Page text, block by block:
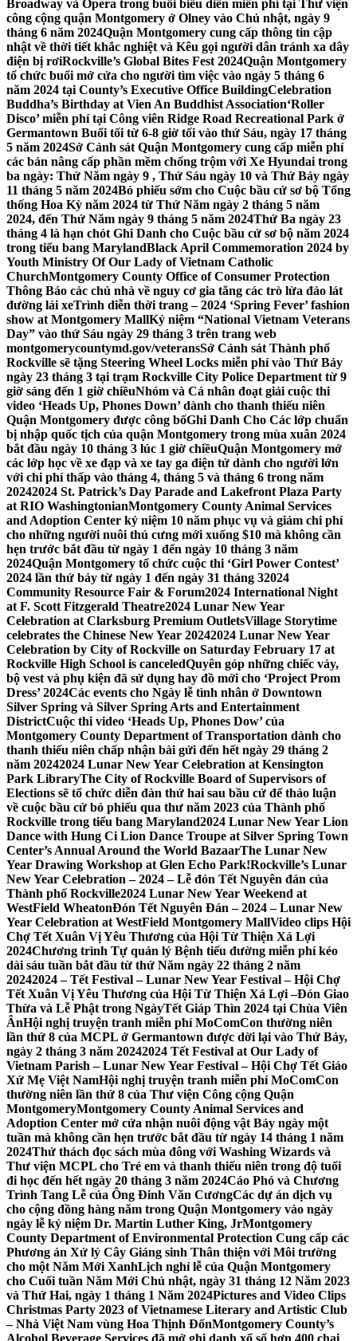
Broadway và Opera trong buổi biểu diễn miễn phí tại Thư viện
công cộng quận Montgomery ở Olney vào Chủ nhật, ngày 9
tháng 6 năm 2024Quận Montgomery cung cấp thông tin cập
nhật về thời tiết khắc nghiệt và Kêu gọi người dân tránh xa dây
điện bị rơiRockville’s Global Bites Fest 2024Quận Montgomery
tổ chức buổi mở cửa cho người tìm việc vào ngày 5 tháng 6
năm 2024 tại County’s Executive Office BuildingCelebration
Buddha’s Birthday at Vien An Buddhist Association‘Roller
Disco’ miễn phí tại Công viên Ridge Road Recreational Park ở
Germantown Buổi tối từ 6-8 giờ tối vào thứ Sáu, ngày 17 tháng
5 năm 2024Sở Cảnh sát Quận Montgomery cung cấp miễn phí
các bản nâng cấp phần mềm chống trộm với Xe Hyundai trong
ba ngày: Thứ Năm ngày 9 , Thứ Sáu ngày 10 và Thứ Bảy ngày
11 tháng 5 năm 2024Bỏ phiếu sớm cho Cuộc bầu cử sơ bộ Tổng
thống Hoa Kỳ năm 2024 từ Thứ Năm ngày 2 tháng 5 năm
2024, đến Thứ Năm ngày 9 tháng 5 năm 2024Thứ Ba ngày 23
tháng 4 là hạn chót Ghi Danh cho Cuộc bầu cử sơ bộ năm 2024
trong tiểu bang MarylandBlack April Commemoration 2024 by
Youth Ministry Of Our Lady of Vietnam Catholic
ChurchMontgomery County Office of Consumer Protection
Thông Báo các chủ nhà về nguy cơ gia tăng các trò lừa đảo lát
đường lái xeTrình diễn thời trang – 2024 ‘Spring Fever’ fashion
show at Montgomery MallKỷ niệm “National Vietnam Veterans
Day” vào thứ Sáu ngày 29 tháng 3 trên trang web
montgomerycountymd.gov/veteransSở Cảnh sát Thành phố
Rockville sẽ tặng Steering Wheel Locks miễn phí vào Thứ Bảy
ngày 23 tháng 3 tại trạm Rockville City Police Department từ 9
giờ sáng đến 1 giờ chiềuNhóm và Cá nhân đoạt giải cuộc thi
video ‘Heads Up, Phones Down’ dành cho thanh thiếu niên
Quận Montgomery được công bốGhi Danh Cho Các lớp chuẩn
bị nhập quốc tịch của quận Montgomery trong mùa xuân 2024
bắt đầu ngày 10 tháng 3 lúc 1 giờ chiềuQuận Montgomery mở
các lớp học về xe đạp và xe tay ga điện tử dành cho người lớn
với chi phí thấp vào tháng 4, tháng 5 và tháng 6 trong năm
20242024 St. Patrick’s Day Parade and Lakefront Plaza Party
at RIO WashingtonianMontgomery County Animal Services
and Adoption Center kỷ niệm 10 năm phục vụ và giảm chi phí
cho những người nuôi thú cưng mới xuống $10 mà không cần
hẹn trước bắt đầu từ ngày 1 đến ngày 10 tháng 3 năm
2024Quận Montgomery tổ chức cuộc thi ‘Girl Power Contest’
2024 lần thứ bảy từ ngày 1 đến ngày 31 tháng 32024
Community Resource Fair & Forum2024 International Night
at F. Scott Fitzgerald Theatre2024 Lunar New Year
Celebration at Clarksburg Premium OutletsVillage Storytime
celebrates the Chinese New Year 20242024 Lunar New Year
Celebration by City of Rockville on Saturday February 17 at
Rockville High School is canceledQuyên góp những chiếc váy,
bộ vest và phụ kiện đã sử dụng hay đồ mới cho ‘Project Prom
Dress’ 2024Các events cho Ngày lễ tình nhân ở Downtown
Silver Spring và Silver Spring Arts and Entertainment
DistrictCuộc thi video ‘Heads Up, Phones Dow’ của
Montgomery County Department of Transportation dành cho
thanh thiếu niên chấp nhận bài gửi đến hết ngày 29 tháng 2
năm 20242024 Lunar New Year Celebration at Kensington
Park LibraryThe City of Rockville Board of Supervisors of
Elections sẽ tổ chức diễn đàn thứ hai sau bầu cử để thảo luận
về cuộc bầu cử bỏ phiếu qua thư năm 2023 của Thành phố
Rockville trong tiểu bang Maryland2024 Lunar New Year Lion
Dance with Hung Ci Lion Dance Troupe at Silver Spring Town
Center’s Annual Around the World BazaarThe Lunar New
Year Drawing Workshop at Glen Echo Park!Rockville’s Lunar
New Year Celebration – 2024 – Lễ đón Tết Nguyên đán của
Thành phố Rockville2024 Lunar New Year Weekend at
WestField WheatonĐón Tết Nguyên Đán – 2024 – Lunar New
Year Celebration at WestField Montgomery MallVideo clips Hội
Chợ Tết Xuân Vị Yêu Thương của Hội Từ Thiện Xá Lợi
2024Chương trình Tự quản lý Bệnh tiểu đường miễn phí kéo
dài sáu tuần bắt đầu từ thứ Năm ngày 22 tháng 2 năm
20242024 – Tết Festival – Lunar New Year Festival – Hội Chợ
Tết Xuân Vị Yêu Thương của Hội Từ Thiện Xá Lợi –Đón Giao
Thừa và Lễ Phật trong NgàyTết Giáp Thìn 2024 tại Chùa Viên
ÂnHội nghị truyện tranh miễn phí MoComCon thường niên
lần thứ 8 của MCPL ở Germantown được dời lại vào Thứ Bảy,
ngày 2 tháng 3 năm 20242024 Tết Festival at Our Lady of
Vietnam Parish – Lunar New Year Festival – Hội Chợ Tết Giáo
Xứ Mẹ Việt NamHội nghị truyện tranh miễn phí MoComCon
thường niên lần thứ 8 của Thư viện Công cộng Quận
MontgomeryMontgomery County Animal Services and
Adoption Center mở cửa nhận nuôi động vật Bảy ngày một
tuần mà không cần hẹn trước bắt đầu từ ngày 14 tháng 1 năm
2024Thử thách đọc sách mùa đông với Washing Wizards và
Thư viện MCPL cho Trẻ em và thanh thiếu niên trong độ tuổi
đi học đến hết ngày 20 tháng 3 năm 2024Cáo Phó và Chương
Trình Tang Lễ của Ông Đinh Văn CươngCác dự án dịch vụ
cho cộng đồng hàng năm trong Quận Montgomery vào ngày
ngày lễ kỷ niệm Dr. Martin Luther King, JrMontgomery
County Department of Environmental Protection Cung cấp các
Phương án Xử lý Cây Giáng sinh Thân thiện với Môi trường
cho một Năm Mới XanhLịch nghỉ lễ của Quận Montgomery
cho Cuối tuần Năm Mới Chủ nhật, ngày 31 tháng 12 Năm 2023
và Thứ Hai, ngày 1 tháng 1 Năm 2024Pictures and Video Clips
Christmas Party 2023 of Vietnamese Literary and Artistic Club
– Nhà Việt Nam vùng Hoa Thịnh ĐốnMontgomery County’s
Alcohol Beverage Services đã mở ghi danh xổ số hơn 400 chai